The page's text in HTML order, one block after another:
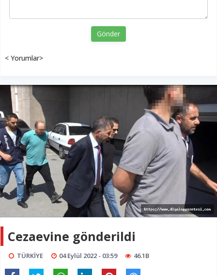
Gönder
< Yorumlar>
Cezaevine gönderildi
TÜRKİYE 04 Eylül 2022 - 03:59 46.1B